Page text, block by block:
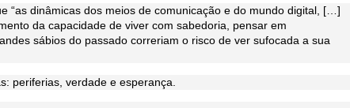
“as dinâmicas dos meios de comunicação e do mundo digital, […]
da capacidade de viver com sabedoria, pensar em
sábios do passado correriam o risco de ver sufocada a sua
periferias, verdade e esperança.